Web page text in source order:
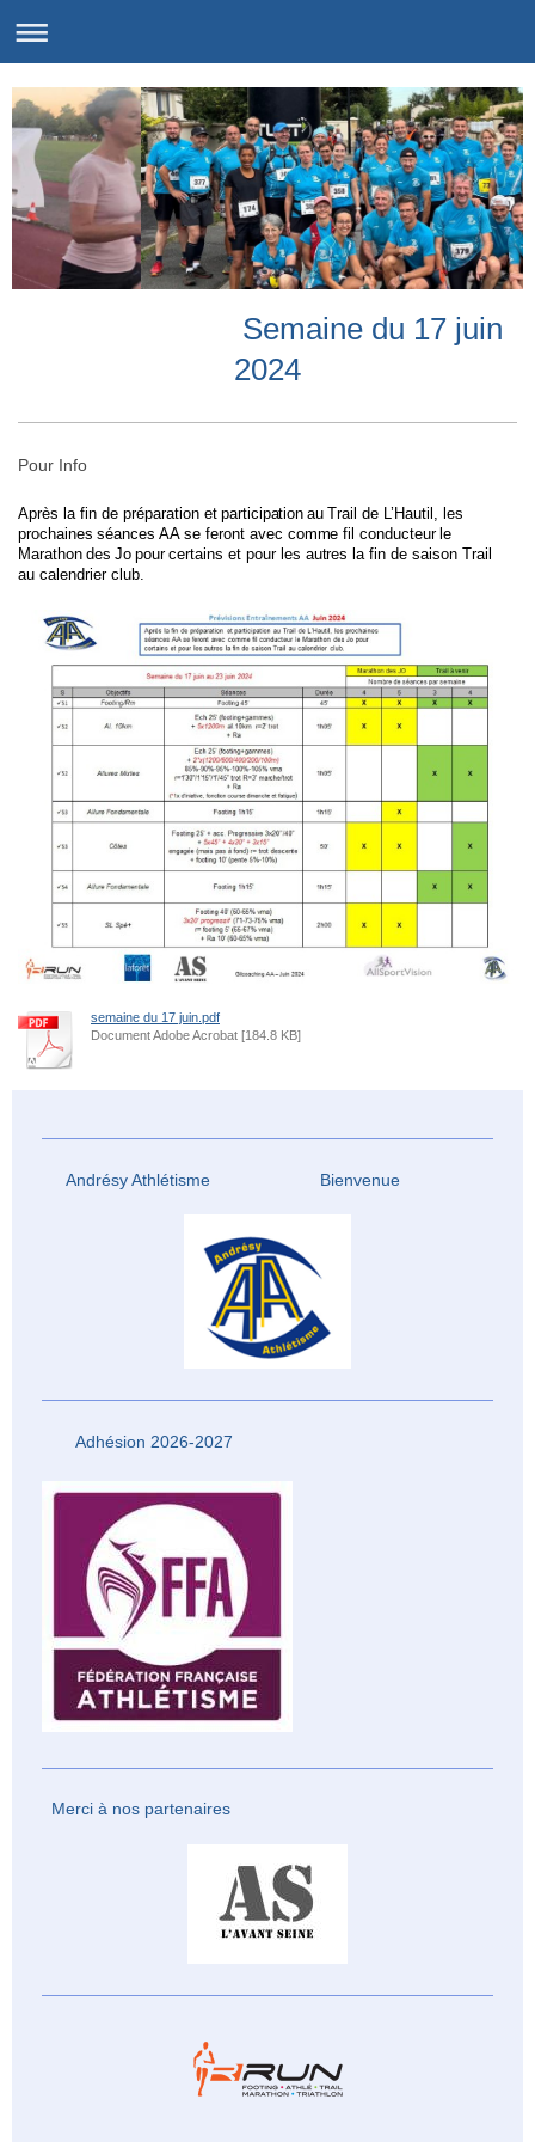
Semaine du 17 juin
2024
Pour Info
Après la fin de préparation et participation au Trail de L’Hautil, les
prochaines séances AA se feront avec comme fil conducteur le
Marathon des Jo pour certains et pour les autres la fin de saison Trail
au calendrier club.
semaine du 17 juin.pdf
Document Adobe Acrobat [184.8 KB]
Andrésy Athlétisme Bienvenue
Adhésion 2026-2027
Merci à nos partenaires